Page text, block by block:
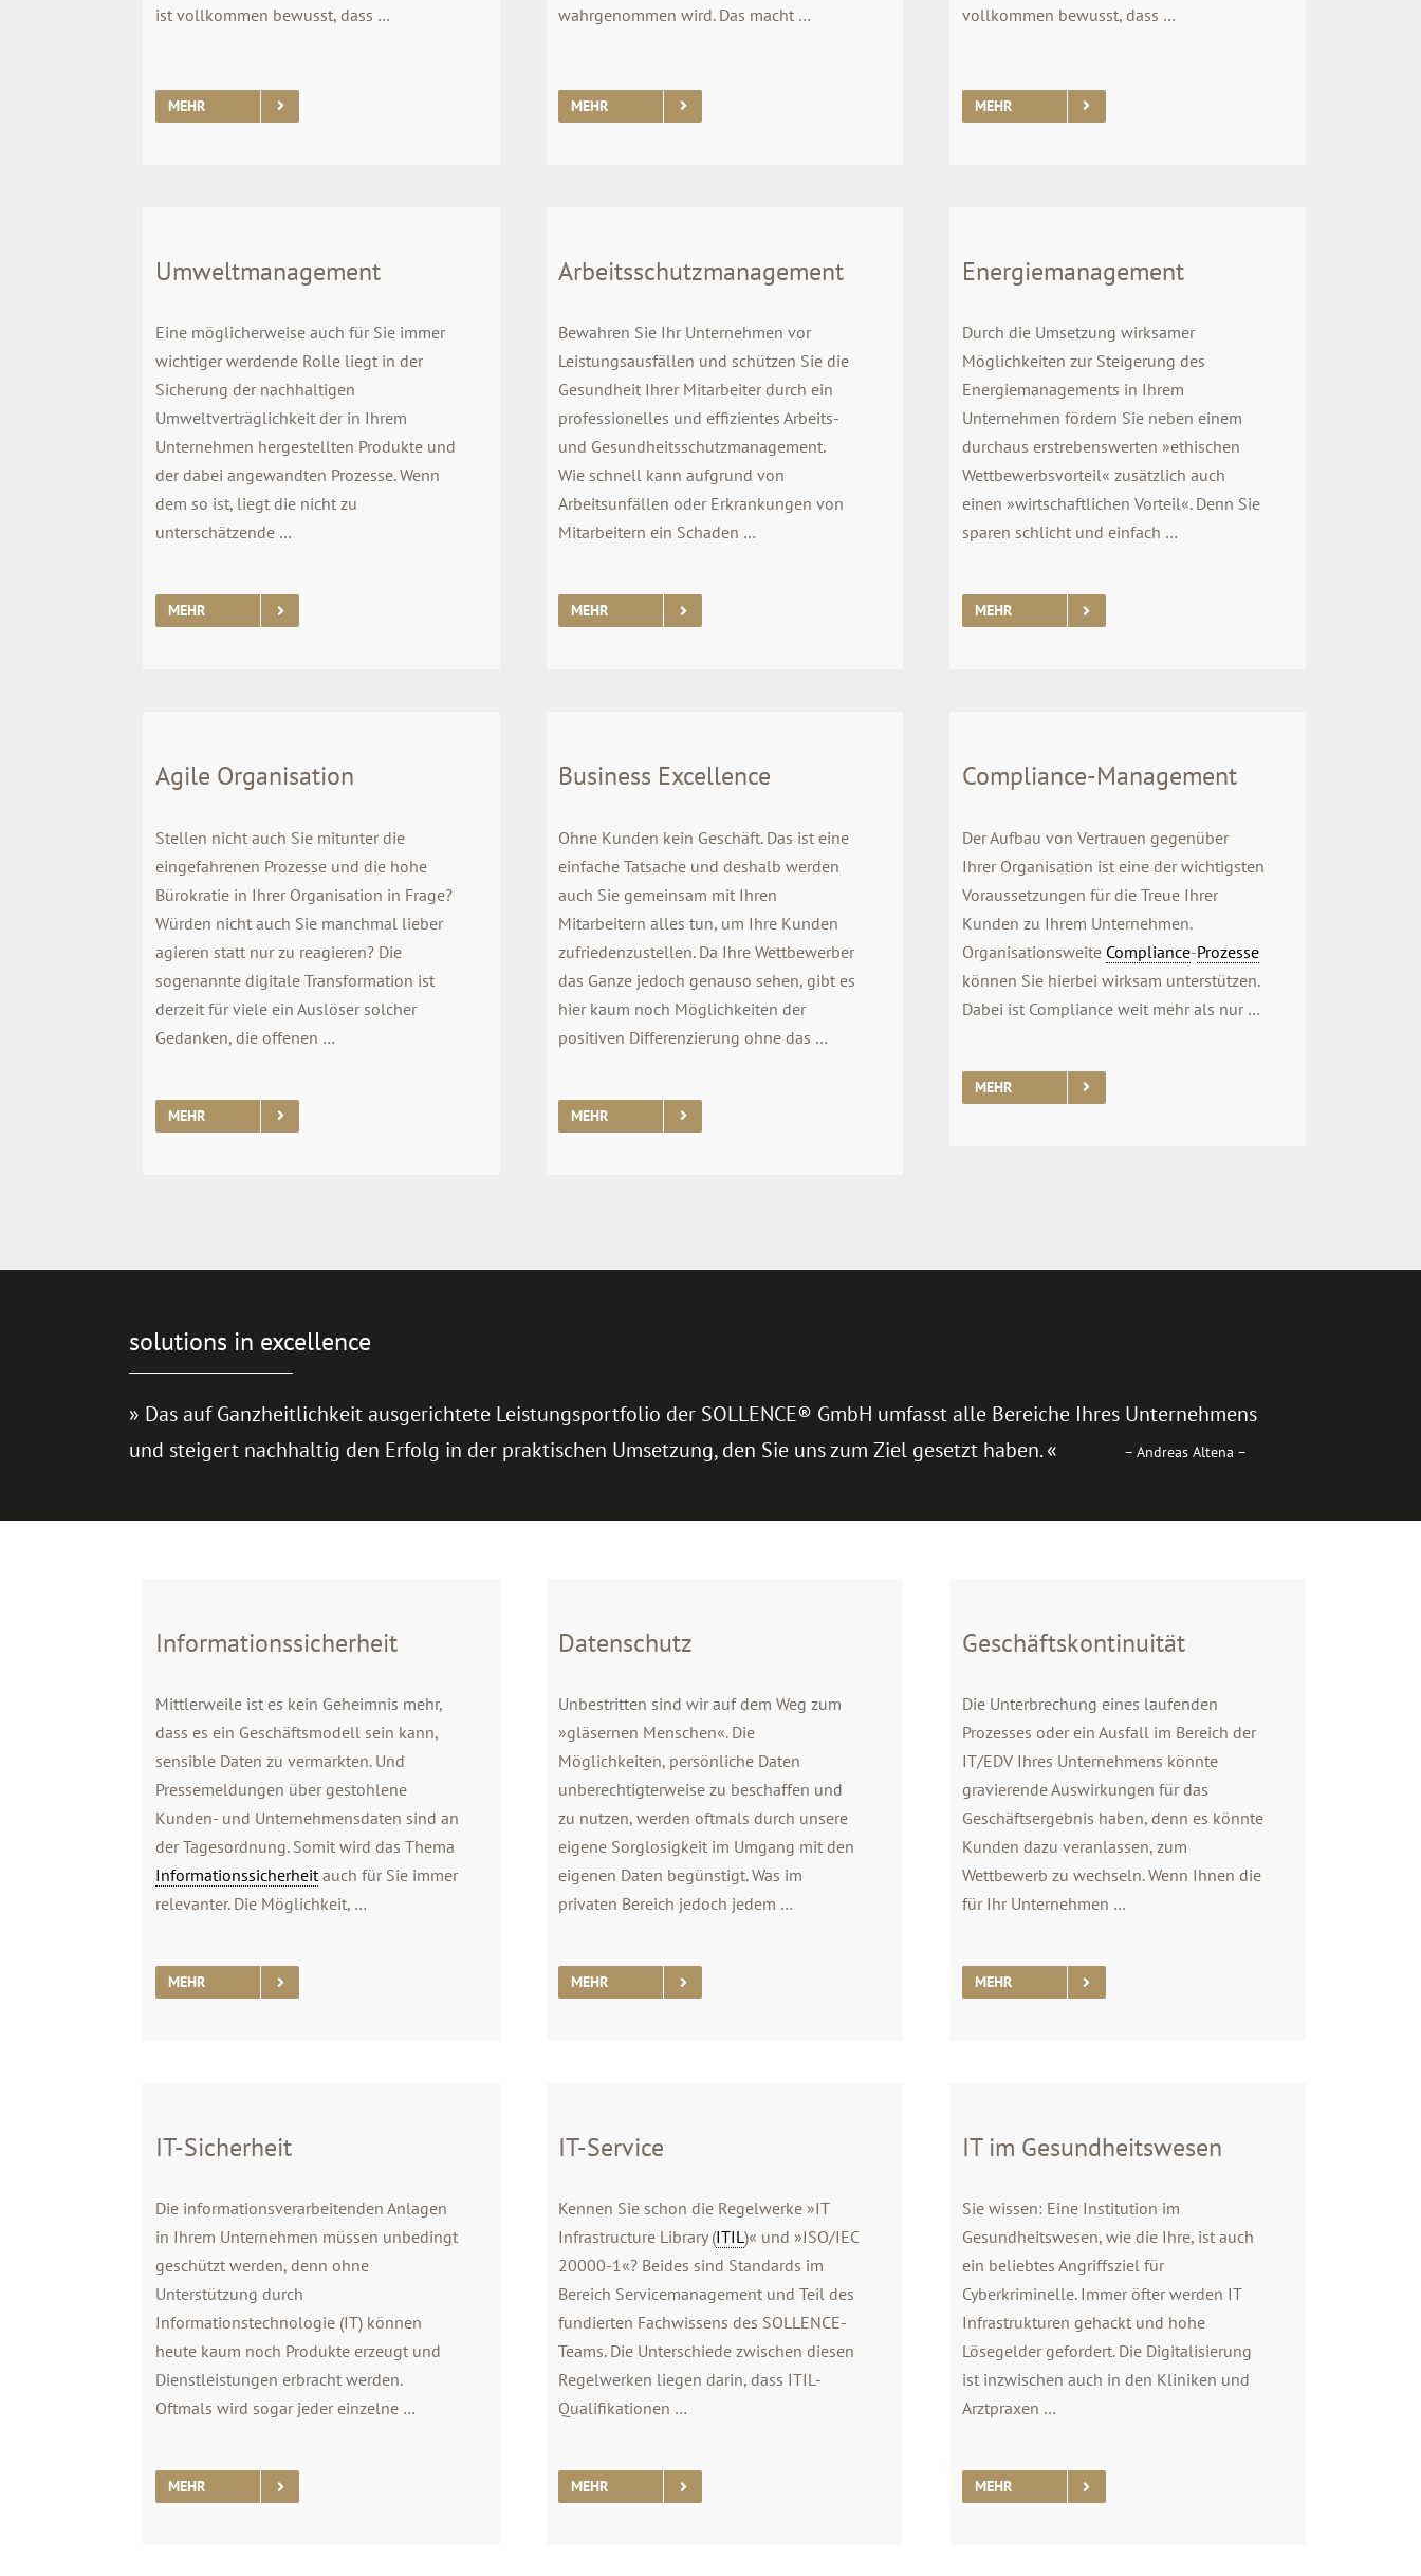
ist vollkommen bewusst, dass …
MEHR
wahrgenommen wird. Das macht …
MEHR
vollkommen bewusst, dass …
MEHR
Umweltmanagement
Eine möglicherweise auch für Sie immer
wichtiger werdende Rolle liegt in der
Sicherung der nachhaltigen
Umweltverträglichkeit der in Ihrem
Unternehmen hergestellten Produkte und
der dabei angewandten Prozesse. Wenn
dem so ist, liegt die nicht zu
unterschätzende …
MEHR
Arbeitsschutzmanagement
Bewahren Sie Ihr Unternehmen vor
Leistungsausfällen und schützen Sie die
Gesundheit Ihrer Mitarbeiter durch ein
professionelles und effizientes Arbeits-
und Gesundheitsschutzmanagement.
Wie schnell kann aufgrund von
Arbeitsunfällen oder Erkrankungen von
Mitarbeitern ein Schaden …
MEHR
Energiemanagement
Durch die Umsetzung wirksamer
Möglichkeiten zur Steigerung des
Energiemanagements in Ihrem
Unternehmen fördern Sie neben einem
durchaus erstrebenswerten »ethischen
Wettbewerbsvorteil« zusätzlich auch
einen »wirtschaftlichen Vorteil«. Denn Sie
sparen schlicht und einfach …
MEHR
Agile Organisation
Stellen nicht auch Sie mitunter die
eingefahrenen Prozesse und die hohe
Bürokratie in Ihrer Organisation in Frage?
Würden nicht auch Sie manchmal lieber
agieren statt nur zu reagieren? Die
sogenannte digitale Transformation ist
derzeit für viele ein Auslöser solcher
Gedanken, die offenen …
MEHR
Business Excellence
Ohne Kunden kein Geschäft. Das ist eine
einfache Tatsache und deshalb werden
auch Sie gemeinsam mit Ihren
Mitarbeitern alles tun, um Ihre Kunden
zufriedenzustellen. Da Ihre Wettbewerber
das Ganze jedoch genauso sehen, gibt es
hier kaum noch Möglichkeiten der
positiven Differenzierung ohne das …
MEHR
Compliance-Management
Der Aufbau von Vertrauen gegenüber
Ihrer Organisation ist eine der wichtigsten
Voraussetzungen für die Treue Ihrer
Kunden zu Ihrem Unternehmen.
Organisationsweite Compliance-Prozesse
können Sie hierbei wirksam unterstützen.
Dabei ist Compliance weit mehr als nur …
MEHR
solutions in excellence
» Das auf Ganzheitlichkeit ausgerichtete Leistungsportfolio der SOLLENCE® GmbH umfasst alle Bereiche Ihres Unternehmens
und steigert nachhaltig den Erfolg in der praktischen Umsetzung, den Sie uns zum Ziel gesetzt haben. « – Andreas Altena –
Informationssicherheit
Mittlerweile ist es kein Geheimnis mehr,
dass es ein Geschäftsmodell sein kann,
sensible Daten zu vermarkten. Und
Pressemeldungen über gestohlene
Kunden- und Unternehmensdaten sind an
der Tagesordnung. Somit wird das Thema
Informationssicherheitauch für Sie immer
relevanter. Die Möglichkeit, …
MEHR
Datenschutz
Unbestritten sind wir auf dem Weg zum
»gläsernen Menschen«. Die
Möglichkeiten, persönliche Daten
unberechtigterweise zu beschaffen und
zu nutzen, werden oftmals durch unsere
eigene Sorglosigkeit im Umgang mit den
eigenen Daten begünstigt. Was im
privaten Bereich jedoch jedem …
MEHR
Geschäftskontinuität
Die Unterbrechung eines laufenden
Prozesses oder ein Ausfall im Bereich der
IT/EDV Ihres Unternehmens könnte
gravierende Auswirkungen für das
Geschäftsergebnis haben, denn es könnte
Kunden dazu veranlassen, zum
Wettbewerb zu wechseln. Wenn Ihnen die
für Ihr Unternehmen …
MEHR
IT-Sicherheit
Die informationsverarbeitenden Anlagen
in Ihrem Unternehmen müssen unbedingt
geschützt werden, denn ohne
Unterstützung durch
Informationstechnologie (IT) können
heute kaum noch Produkte erzeugt und
Dienstleistungen erbracht werden.
Oftmals wird sogar jeder einzelne …
MEHR
IT-Service
Kennen Sie schon die Regelwerke »IT
Infrastructure Library (ITIL)« und »ISO/IEC
20000-1«? Beides sind Standards im
Bereich Servicemanagement und Teil des
fundierten Fachwissens des SOLLENCE-
Teams. Die Unterschiede zwischen diesen
Regelwerken liegen darin, dass ITIL-
Qualifikationen …
MEHR
IT im Gesundheitswesen
Sie wissen: Eine Institution im
Gesundheitswesen, wie die Ihre, ist auch
ein beliebtes Angriffsziel für
Cyberkriminelle. Immer öfter werden IT
Infrastrukturen gehackt und hohe
Lösegelder gefordert. Die Digitalisierung
ist inzwischen auch in den Kliniken und
Arztpraxen …
MEHR